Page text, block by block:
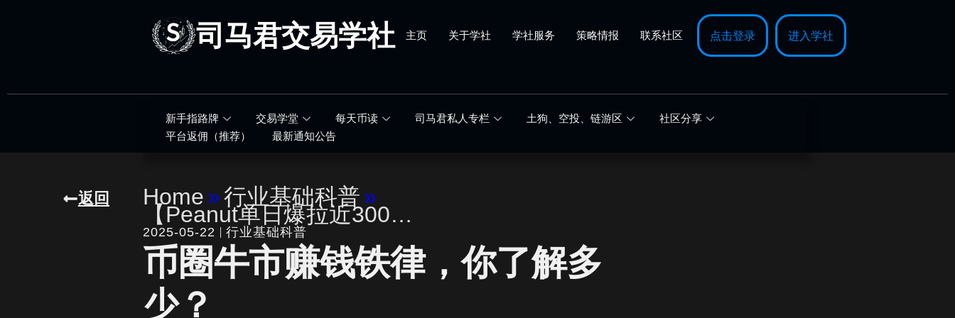
司马君交易学社 主页 关于学社 学社服务 策略情报 联系社区 点击登录 进入学社
新手指路牌 交易学堂 每天币读 司马君私人专栏 土狗、空投、链游区
社区分享
平台返佣（推荐）
最新通知公告
返回 Home»行业基础科普»
【Peanut单日爆拉近300…
2025-05-22 行业基础科普
币圈牛市赚钱铁律，你了解多
少？